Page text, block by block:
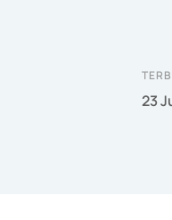
23